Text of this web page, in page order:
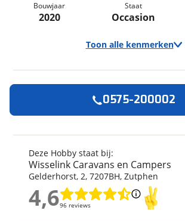
Bouwjaar
2020
Staat
Occasion
Toon alle kenmerken
Merk
Hobby
Model
Uitvoering
De Luxe 440
Bouwjaar
5-2020
Leeftijd
6 jaar en 3
Caravan
Deze Hobby staat bij:
Wisselink Caravans en Campers
Gelderhorst, 2, 7207BH, Zutphen
4,696 reviews
4,6
0575-200002